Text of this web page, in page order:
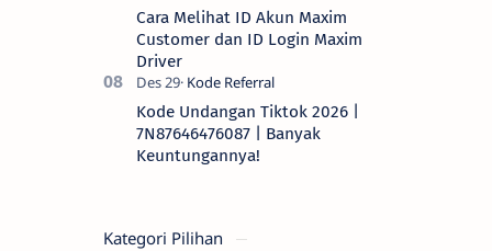
Cara Melihat ID Akun Maxim
Customer dan ID Login Maxim
Driver
Kode Undangan Tiktok 2026 |
7N87646476087 | Banyak
Keuntungannya!
Kategori Pilihan